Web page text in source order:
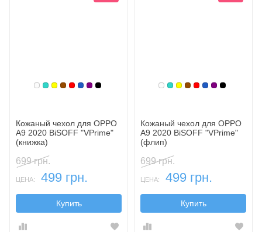
Белый
Бирюзовый
Желтый
Коричневый
Красный
Синий, темный
Фиолетовый, темный
Черный
Кожаный чехол для OPPO
A9 2020 BiSOFF "VPrime"
(книжка)
699 грн.
ЦЕНА: 499 грн.
Купить
Белый
Бирюзовый
Желтый
Коричневый
Красный
Синий,Черный
Кожаный чехол для OPPO
A9 2020 BiSOFF "VPrime"
(флип)
699 грн.
ЦЕНА: 499 грн.
Купить